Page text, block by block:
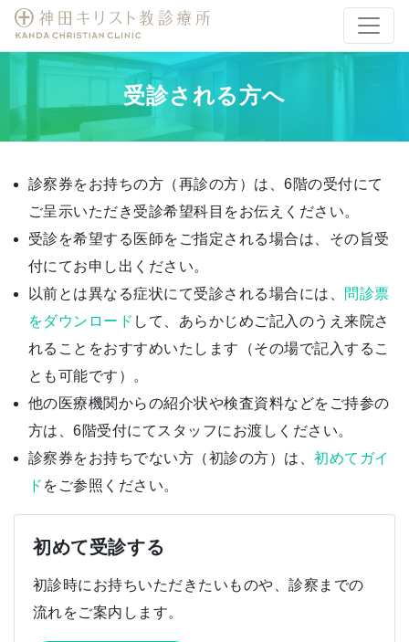
受診される方へ
診察券をお持ちの方（再診の方）は、6階の受付にて
ご呈示いただき受診希望科目をお伝えください。
受診を希望する医師をご指定される場合は、その旨受
付にてお申し出ください。
以前とは異なる症状にて受診される場合には、
問診票
をダウンロード して、あらかじめご記入のうえ来院さ
れることをおすすめいたします（その場で記入するこ
とも可能です）。
他の医療機関からの紹介状や検査資料などをご持参の
方は、6階受付にてスタッフにお渡しください。
診察券をお持ちでない方（初診の方）は、初めてガイ
ド をご参照ください。
初めて受診する
初診時にお持ちいただきたいものや、診察までの
流れをご案内します。